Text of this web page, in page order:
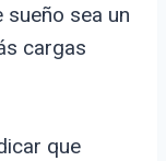
sea un
cargas
que